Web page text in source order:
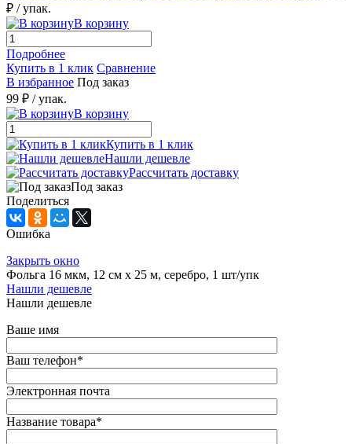
₽ / упак.
В корзину
Подробнее
Купить в 1 клик Сравнение
В избранное Под заказ
99 ₽ / упак.
В корзину
Купить в 1 клик
Нашли дешевле
Рассчитать доставку
Под заказ
Поделиться
Ошибка
Закрыть окно
Фольга 16 мкм, 12 см х 25 м, серебро, 1 шт/упк
Нашли дешевле
Нашли дешевле
Ваше имя
Ваш телефон*
Электронная почта
Название товара*